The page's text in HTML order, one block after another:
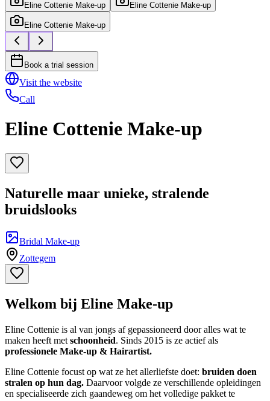
Eline Cottenie Make-up Eline Cottenie Make-up
Eline Cottenie Make-up
Book a trial session
Visit the website
Call
Eline Cottenie Make-up
Naturelle maar unieke, stralende
bruidslooks
Bridal Make-up
Zottegem
Welkom bij Eline Make-up
Eline Cottenie is al van jongs af gepassioneerd door alles wat te
maken heeft met schoonheid. Sinds 2015 is ze actief als
professionele Make-up & Hairartist.
Eline Cottenie focust op wat ze het allerliefste doet: bruiden doen
stralen op hun dag. Daarvoor volgde ze verschillende opleidingen
en specialiseerde zich gaandeweg om het volledige pakket te